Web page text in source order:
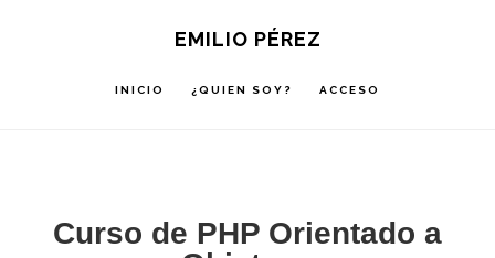
EMILIO PÉREZ
INICIO ¿QUIEN SOY? ACCESO
Curso de PHP Orientado a